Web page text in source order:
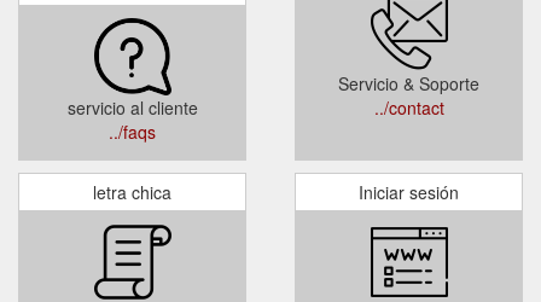
servicio al cliente
../faqs
Servicio & Soporte
../contact
letra chica Iniciar sesión